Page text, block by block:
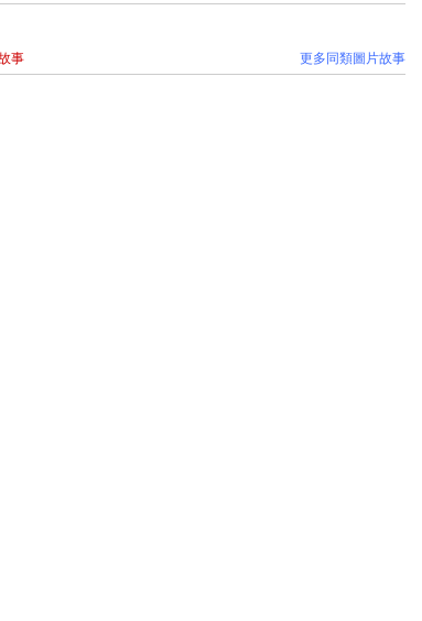
事 更多同類圖片故事